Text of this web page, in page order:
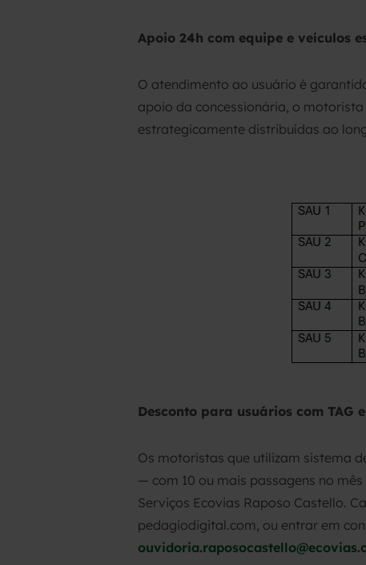
Apoio 24h com equipe e veículos
O atendimento ao usuário é
apoio da concessionária, o
estrategicamente distribuídas ao
Desconto para usuários com TAG
Os motoristas que utilizam sistema
— com 10 ou mais passagens no
Serviços Ecovias Raposo Castello.
pedagiodigital.com, ou entrar em